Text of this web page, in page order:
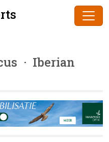
· Iberian